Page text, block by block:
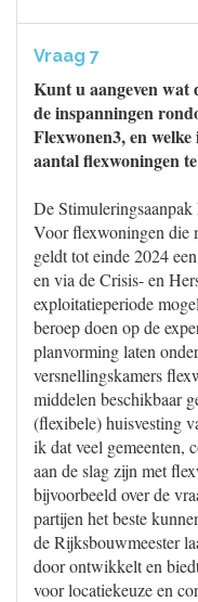
Vraag 7
Kunt u aangeven wat
de inspanningen
Flexwonen3, en
aantal flexwoningen
De
Voor flexwoningen die
geldt tot einde 2024
en via de Crisis- en
exploitatieperiode
beroep doen op de
planvorming laten
versnellingskamers
middelen beschikbaar
(flexibele) huisvesting
ik dat veel gemeenten,
aan de slag zijn met
bijvoorbeeld over de
partijen het beste
de Rijksbouwmeester
door ontwikkelt en
voor locatiekeuze en